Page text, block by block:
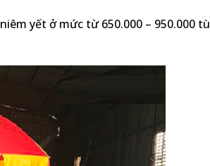
yết ở mức từ 650.000 – 950.000